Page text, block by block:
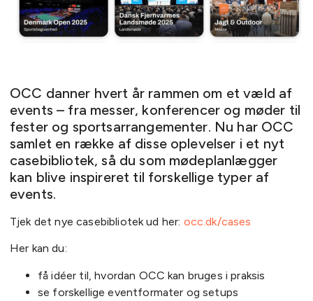
OCC danner hvert år rammen om et væld af
events – fra messer, konferencer og møder til
fester og sportsarrangementer. Nu har OCC
samlet en række af disse oplevelser i et nyt
casebibliotek, så du som mødeplanlægger
kan blive inspireret til forskellige typer af
events.
Tjek det nye casebibliotek ud her: occ.dk/cases
Her kan du:
få idéer til, hvordan OCC kan bruges i praksis
se forskellige eventformater og setups